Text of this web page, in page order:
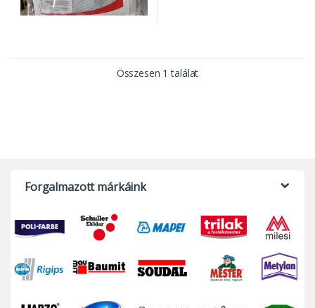
Összesen 1 találat
Forgalmazott márkáink